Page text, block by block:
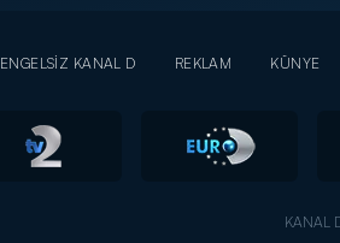
ENGELSİZ KANAL D REKLAM KÜNYE
KANAL